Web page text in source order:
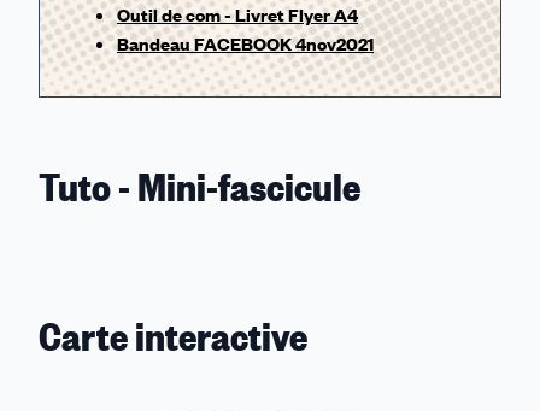
Outil de com - Livret Flyer A4
Bandeau FACEBOOK 4nov2021
Tuto - Mini-fascicule
Carte interactive